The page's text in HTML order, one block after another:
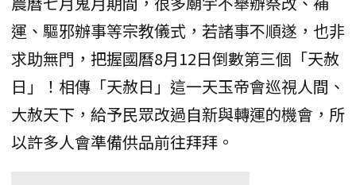
運、驅邪辦事等宗教儀式，若諸事不順遂，也非
求助無門，把握國曆8月12日倒數第三個「天赦
日」！相傳「天赦日」這一天玉帝會巡視人間、
大赦天下，給予民眾改過自新與轉運的機會，所
以許多人會準備供品前往拜拜。